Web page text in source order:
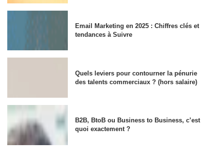
Email Marketing en 2025 : Chiffres clés et
tendances à Suivre
Quels leviers pour contourner la pénurie
des talents commerciaux ? (hors salaire)
B2B, BtoB ou Business to Business, c’est
quoi exactement ?